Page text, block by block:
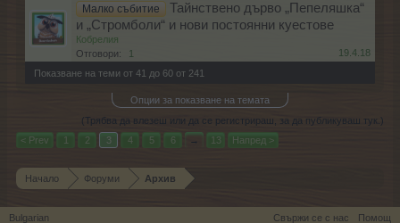
Малко събитие
Тайнствено дърво „Пепеляшка“
и „Стромболи“ и нови постоянни куестове
Кобрелия
Отговори:
1
19.4.18
Показване на теми от 41 до 60 от 241
Опции за показване на темата
(Трябва да влезеш или да се регистрираш, за да публикуваш тук.)
< Prev
1 2 3 4 5 6 → 13 Напред >
Начало Форуми Архив
Bulgarian Свържи се с нас Помощ